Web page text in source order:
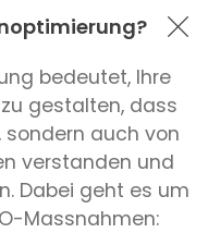
bedeutet, Ihre
gestalten, dass
sondern auch von
verstanden und
Dabei geht es um
Massnahmen: